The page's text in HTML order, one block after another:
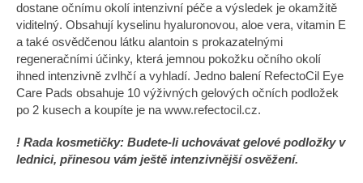
dostane očnímu okolí intenzivní péče a výsledek je okamžitě
viditelný. Obsahují kyselinu hyaluronovou, aloe vera, vitamin E
a také osvědčenou látku alantoin s prokazatelnými
regeneračními účinky, která jemnou pokožku očního okolí
ihned intenzivně zvlhčí a vyhladí. Jedno balení RefectoCil Eye
Care Pads obsahuje 10 výživných gelových očních podložek
po 2 kusech a koupíte je na www.refectocil.cz.
! Rada kosmetičky: Budete-li uchovávat gelové podložky v
lednici, přinesou vám ještě intenzivnější osvěžení.